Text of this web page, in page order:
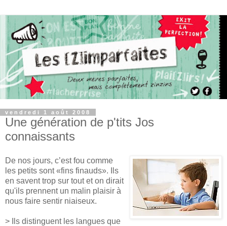
vendredi 1 août 2008
Une génération de p'tits Jos
connaissants
De nos jours, c’est fou comme
les petits sont «fins finauds». Ils
en savent trop sur tout et on dirait
qu'ils prennent un malin plaisir à
nous faire sentir niaiseux.
> Ils distinguent les langues que